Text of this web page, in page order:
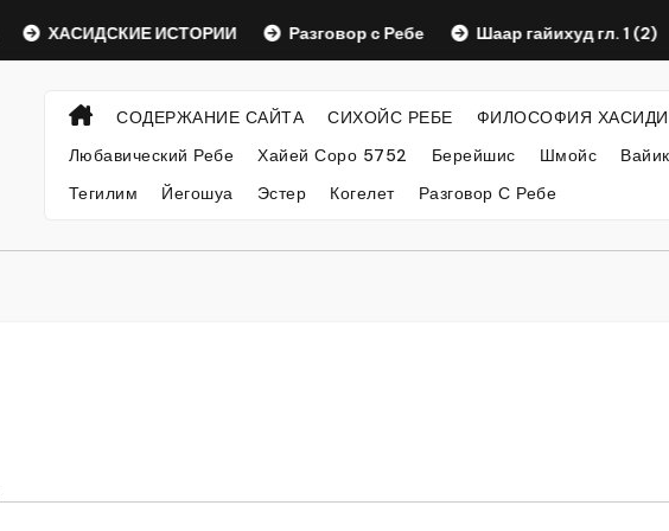
ХАСИДСКИЕ ИСТОРИИ Разговор с Ребе Шаар гайихуд гл. 1 (2)
СОДЕРЖАНИЕ САЙТА СИХОЙС РЕБЕ ФИЛОСОФИЯ
Любавический Ребе
Хайей Соро 5752 Берейшис Шмойс
Тегилим
Йегошуа Эстер Когелет Разговор С Ребе